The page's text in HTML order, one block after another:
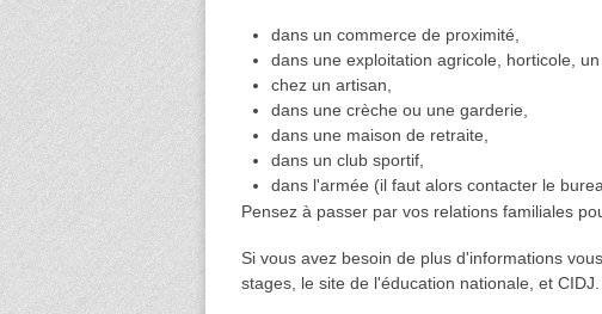
dans un commerce de proximité,
dans une exploitation agricole, horticole, un
chez un artisan,
dans une crèche ou une garderie,
dans une maison de retraite,
dans un club sportif,
dans l'armée (il faut alors contacter le
Pensez à passer par vos relations familiales
Si vous avez besoin de plus d'informations
stages, le site de l'éducation nationale, et